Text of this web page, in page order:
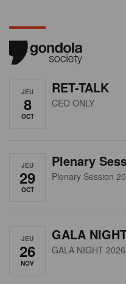
JEU
8
OCT
RET-TALK
CEO ONLY
JEU
29
OCT
Plenary
Plenary Session
JEU
26
NOV
GALA
GALA NIGHT 2026